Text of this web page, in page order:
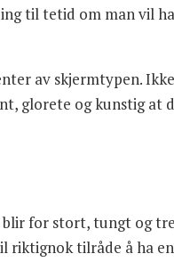
til tetid om man vil
av skjermtypen.
glorete og kunstig at
for stort, tungt og
riktignok tilråde å ha